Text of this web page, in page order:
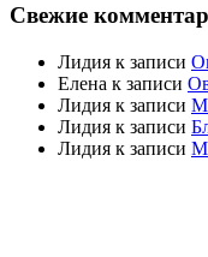
Свежие
Лидия к записи
Елена к записи
Лидия к записи
Лидия к записи
Лидия к записи